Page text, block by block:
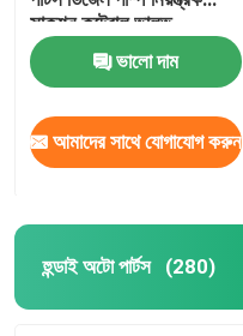
সাকশন কন্ট্রোল ভালভ
294200-0160
ভালো দাম
আমাদের সাথে যোগাযোগ করুন
হুন্ডাই অটো পার্টস (280)